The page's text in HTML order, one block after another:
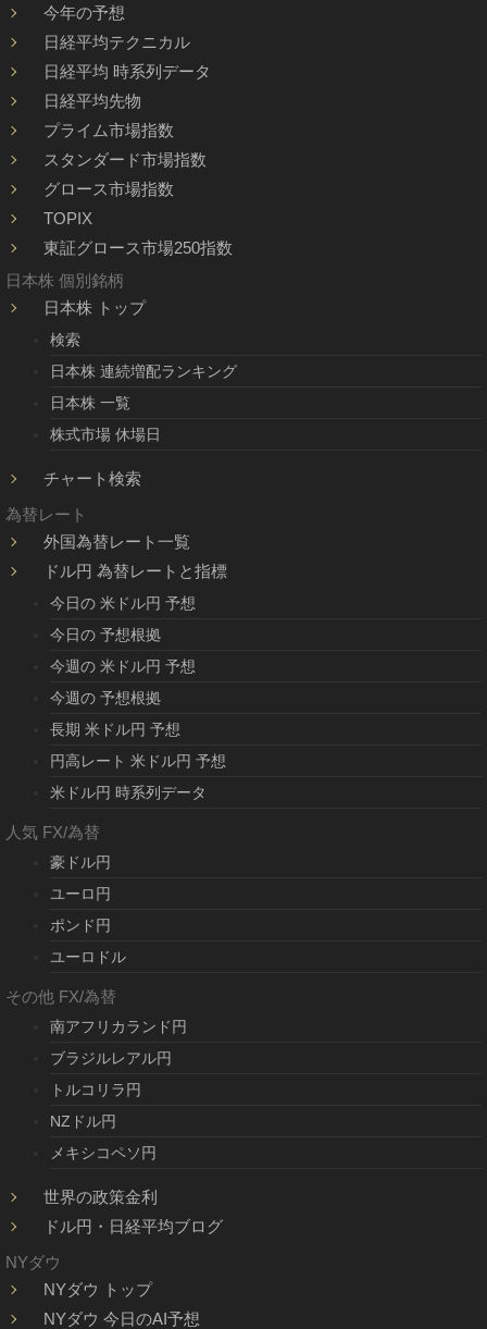
今年の予想
日経平均テクニカル
日経平均 時系列データ
日経平均先物
プライム市場指数
スタンダード市場指数
グロース市場指数
TOPIX
東証グロース市場250指数
日本株 個別銘柄
日本株 トップ
検索
日本株 連続増配ランキング
日本株 一覧
株式市場 休場日
チャート検索
為替レート
外国為替レート一覧
ドル円 為替レートと指標
今日の 米ドル円 予想
今日の 予想根拠
今週の 米ドル円 予想
今週の 予想根拠
長期 米ドル円 予想
円高レート 米ドル円 予想
米ドル円 時系列データ
人気 FX/為替
豪ドル円
ユーロ円
ポンド円
ユーロドル
その他 FX/為替
南アフリカランド円
ブラジルレアル円
トルコリラ円
NZドル円
メキシコペソ円
世界の政策金利
ドル円・日経平均ブログ
NYダウ
NYダウ トップ
NYダウ 今日のAI予想